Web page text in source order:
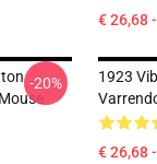
€ 26,68
-20%
1923
€ 26,68